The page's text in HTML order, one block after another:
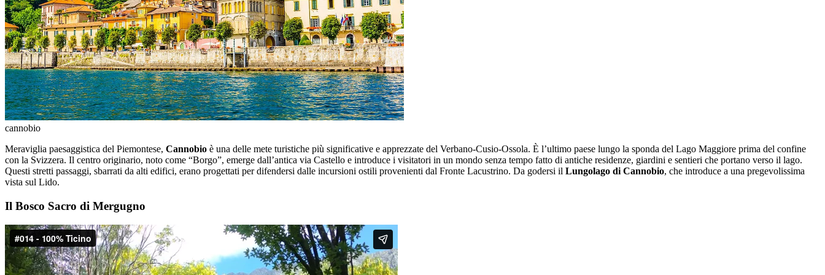
cannobio
Meraviglia paesaggistica del Piemontese, Cannobio è una delle mete turistiche più significative e apprezzate del Verbano-Cusio-Ossola. È l’ultimo paese lungo la sponda del Lago Maggiore prima del confine
con la Svizzera. Il centro originario, noto come “Borgo”, emerge dall’antica via Castello e introduce i visitatori in un mondo senza tempo fatto di antiche residenze, giardini e sentieri che portano verso il lago.
Questi stretti passaggi, sbarrati da alti edifici, erano progettati per difendersi dalle incursioni ostili provenienti dal Fronte Lacustrino. Da godersi il Lungolago di Cannobio, che introduce a una pregevolissima
vista sul Lido.
Il Bosco Sacro di Mergugno